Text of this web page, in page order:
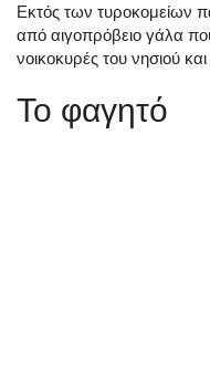
Εκτός των τυροκομείων
από αιγοπρόβειο γάλα
νοικοκυρές του νησιού
Το φαγητό